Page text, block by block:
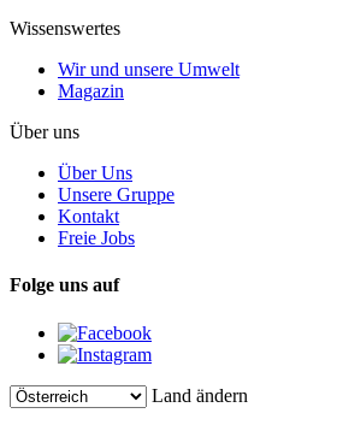
Wissenswertes
Wir und unsere Umwelt
Magazin
Über uns
Über Uns
Unsere Gruppe
Kontakt
Freie Jobs
Folge uns auf
Land ändern